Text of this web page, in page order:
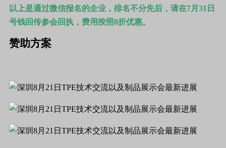
以上是通过微信报名的企业，排名不分先后，请在7月 31 日
号钱回传参会回执，费用按照8折优惠。
赞助方案